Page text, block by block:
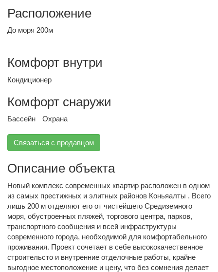
Расположение
До моря 200м
Комфорт внутри
Кондиционер
Комфорт снаружи
Бассейн Охрана
Связаться с продавцом
Описание объекта
Новый комплекс современных квартир расположен в одном
из самых престижных и элитных районов Коньяалты . Всего
лишь 200 м отделяют его от чистейшего Средиземного
моря, обустроенных пляжей, торгового центра, парков,
транспортного сообщения и всей инфраструктуры
современного города, необходимой для комфортабельного
проживания. Проект сочетает в себе высококачественное
строительсто и внутренние отделочные работы, крайне
выгодное местоположение и цену, что без сомнения делает